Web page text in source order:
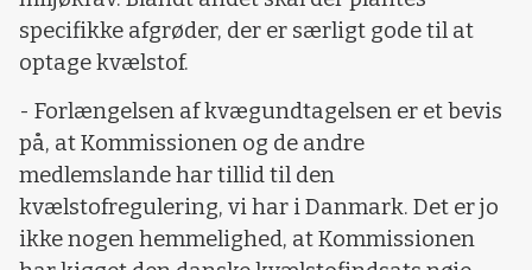
specifikke afgrøder, der er særligt gode til at
optage kvælstof.
- Forlængelsen af kvægundtagelsen er et bevis
på, at Kommissionen og de andre
medlemslande har tillid til den
kvælstofregulering, vi har i Danmark. Det er jo
ikke nogen hemmelighed, at Kommissionen